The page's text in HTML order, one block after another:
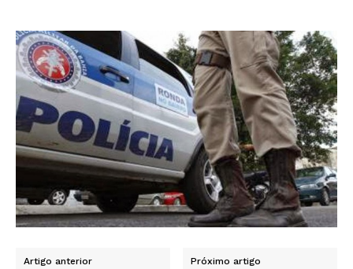
Artigo anterior Próximo artigo